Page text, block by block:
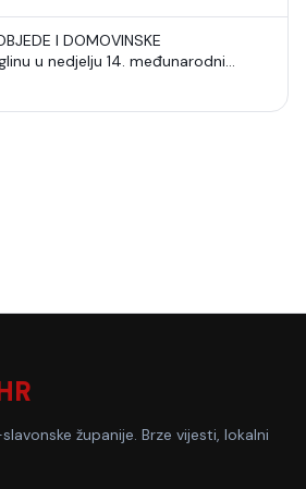
I DOMOVINSKE
u nedjelju 14. međunarodni
županije. Brze vijesti, lokalni